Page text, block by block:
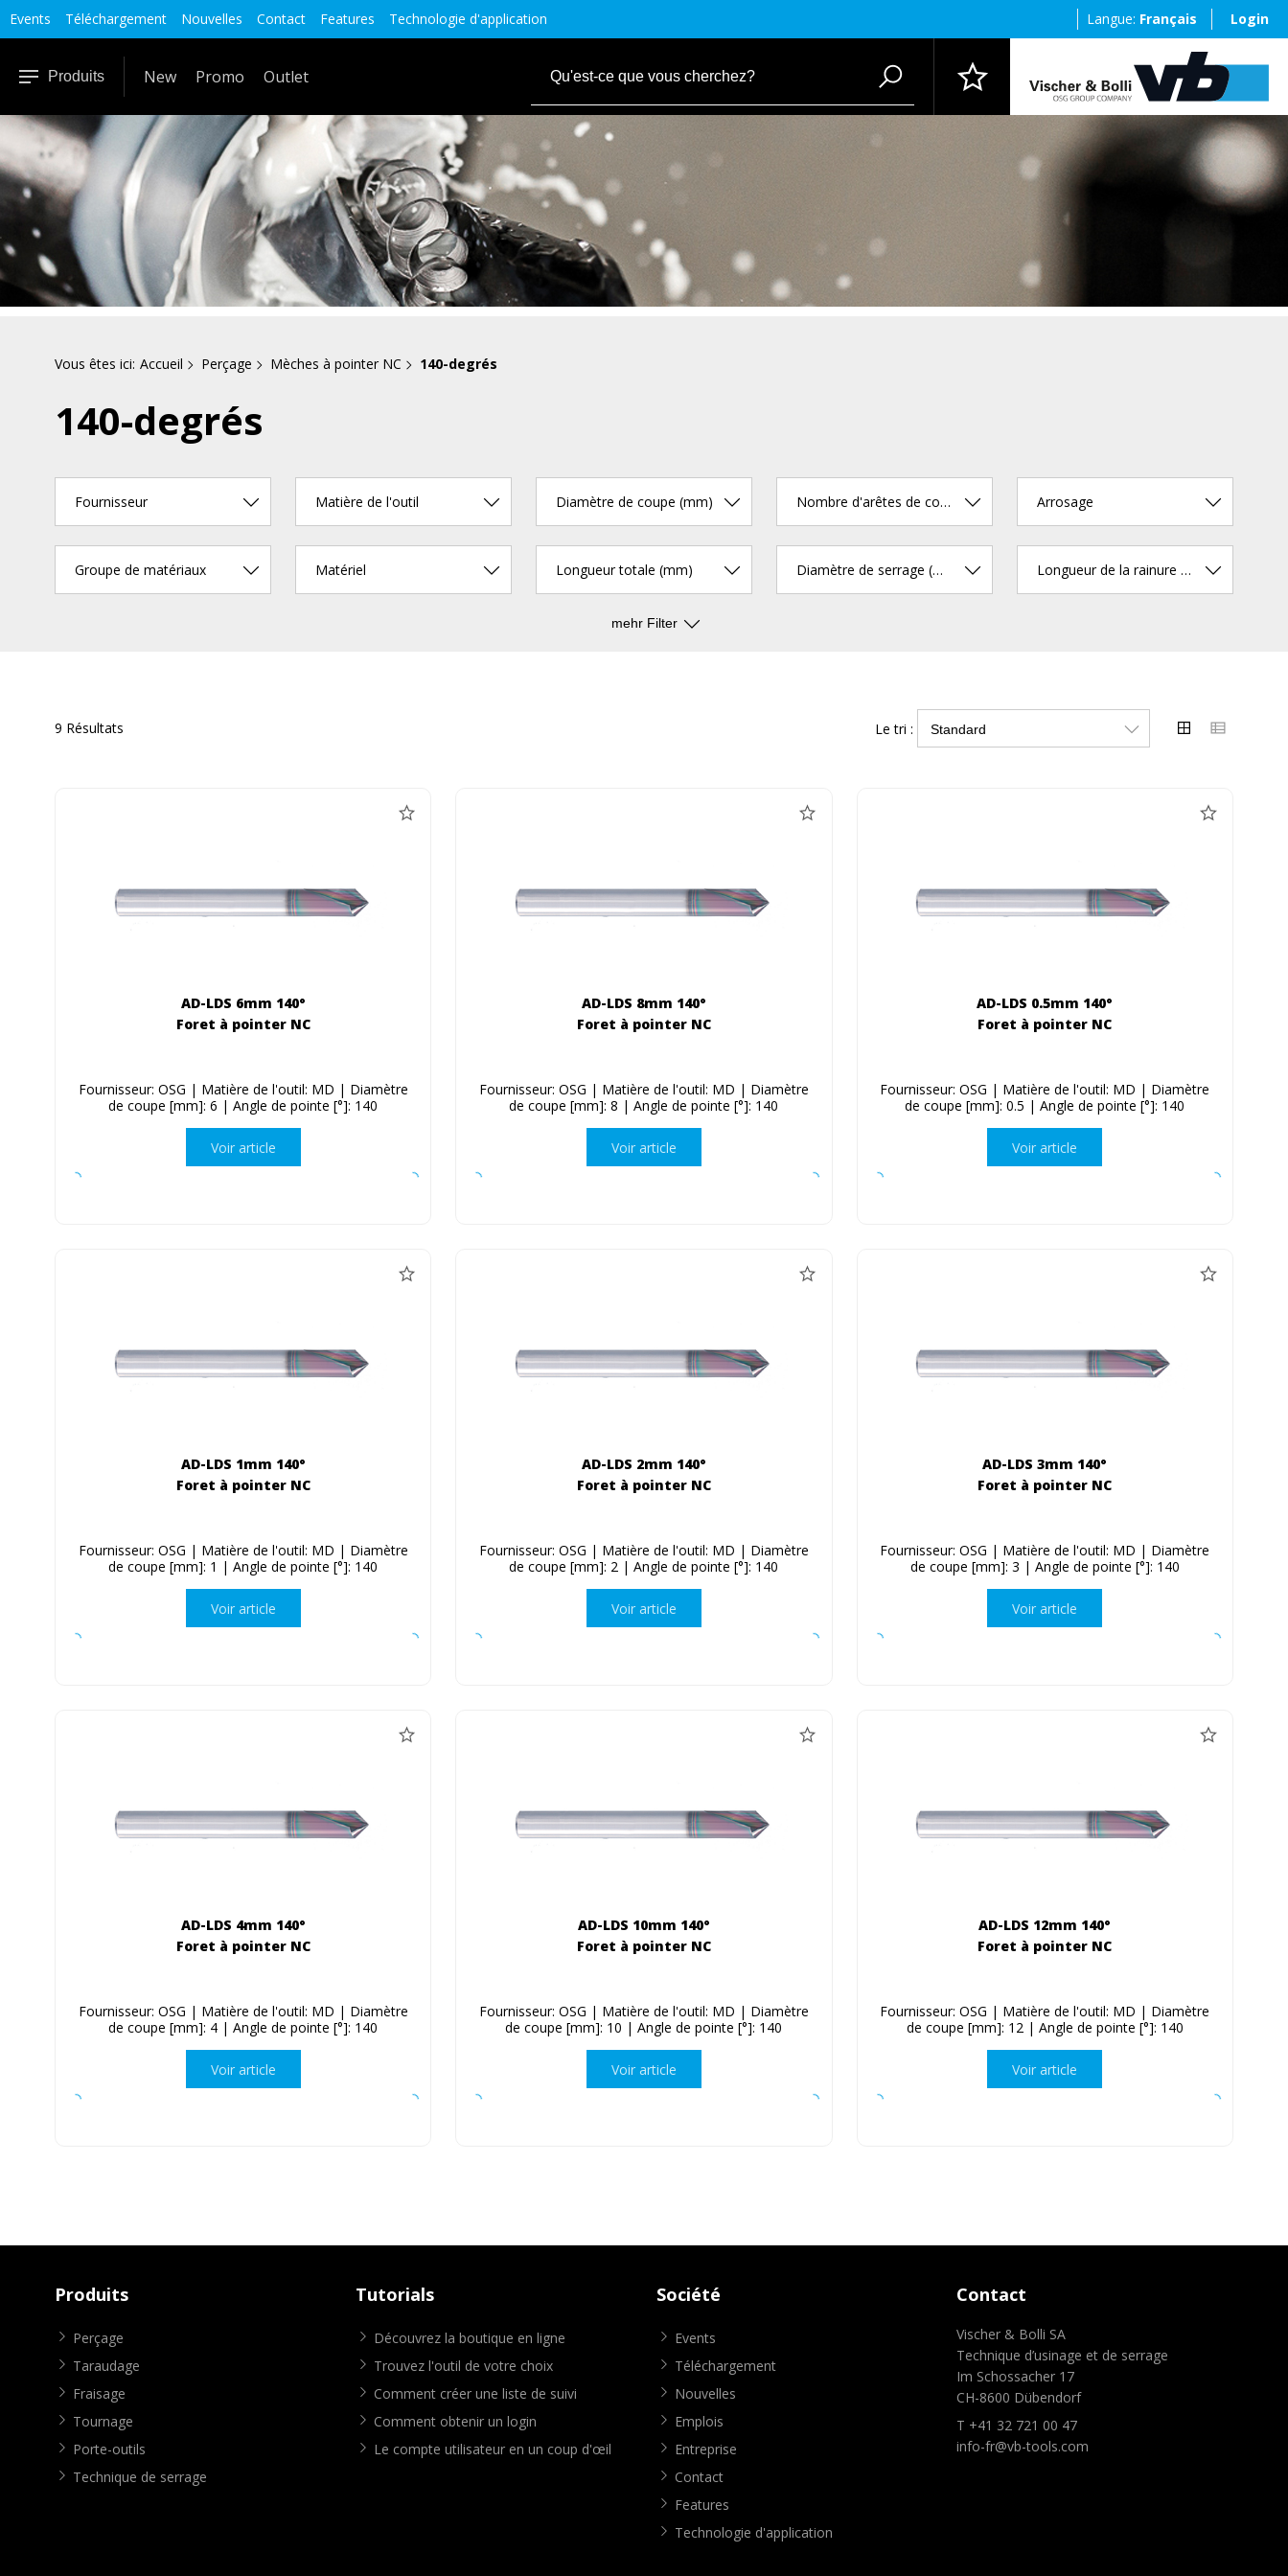
Events Téléchargement Nouvelles Contact Features Technologie d'application Langue: Français Login
Produits New Promo Outlet
Vous êtes ici: Accueil Perçage Mèches à pointer NC 140-degrés
140-degrés
Fournisseur Matière de l'outil Diamètre de coupe (mm) Nombre d'arêtes de coupe Arrosage
Groupe de matériaux Matériel Longueur totale (mm) Diamètre de serrage (mm) Longueur de la rainure à copeaux (mm)
mehr Filter
9 Résultats Le tri :
AD-LDS 6mm 140°
Foret à pointer NC
Fournisseur: OSG | Matière de l'outil: MD | Diamètre
de coupe [mm]: 6 | Angle de pointe [°]: 140
Voir article
AD-LDS 8mm 140°
Foret à pointer NC
Fournisseur: OSG | Matière de l'outil: MD | Diamètre
de coupe [mm]: 8 | Angle de pointe [°]: 140
Voir article
AD-LDS 0.5mm 140°
Foret à pointer NC
Fournisseur: OSG | Matière de l'outil: MD | Diamètre
de coupe [mm]: 0.5 | Angle de pointe [°]: 140
Voir article
AD-LDS 1mm 140°
Foret à pointer NC
Fournisseur: OSG | Matière de l'outil: MD | Diamètre
de coupe [mm]: 1 | Angle de pointe [°]: 140
Voir article
AD-LDS 2mm 140°
Foret à pointer NC
Fournisseur: OSG | Matière de l'outil: MD | Diamètre
de coupe [mm]: 2 | Angle de pointe [°]: 140
Voir article
AD-LDS 3mm 140°
Foret à pointer NC
Fournisseur: OSG | Matière de l'outil: MD | Diamètre
de coupe [mm]: 3 | Angle de pointe [°]: 140
Voir article
AD-LDS 4mm 140°
Foret à pointer NC
Fournisseur: OSG | Matière de l'outil: MD | Diamètre
de coupe [mm]: 4 | Angle de pointe [°]: 140
Voir article
AD-LDS 10mm 140°
Foret à pointer NC
Fournisseur: OSG | Matière de l'outil: MD | Diamètre
de coupe [mm]: 10 | Angle de pointe [°]: 140
Voir article
AD-LDS 12mm 140°
Foret à pointer NC
Fournisseur: OSG | Matière de l'outil: MD | Diamètre
de coupe [mm]: 12 | Angle de pointe [°]: 140
Voir article
Produits
Perçage
Taraudage
Fraisage
Tournage
Porte-outils
Technique de serrage
Tutorials
Découvrez la boutique en ligne
Trouvez l'outil de votre choix
Comment créer une liste de suivi
Comment obtenir un login
Le compte utilisateur en un coup d'œil
Société
Events
Téléchargement
Nouvelles
Emplois
Entreprise
Contact
Features
Technologie d'application
Contact
Vischer & Bolli SA
Technique d’usinage et de serrage
Im Schossacher 17
CH-8600 Dübendorf
T +41 32 721 00 47
info-fr@vb-tools.com